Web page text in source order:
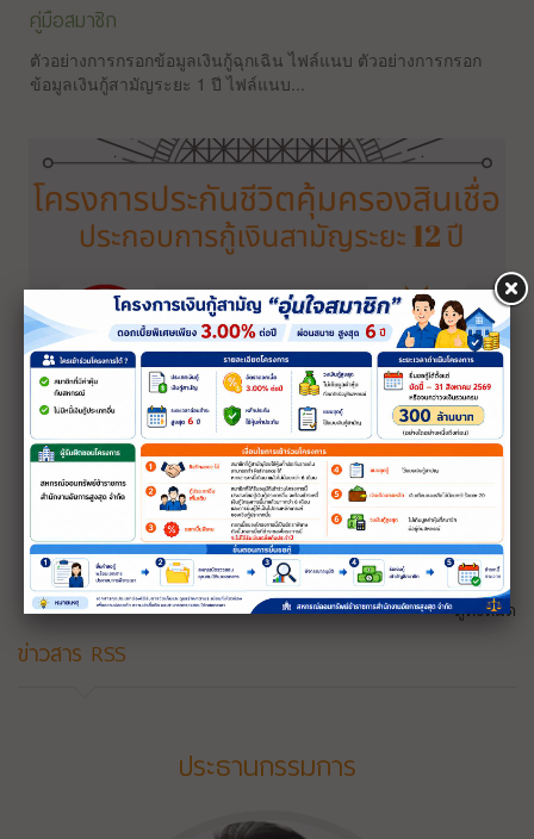
คู่มือสมาชิก
ตัวอย่างการกรอกข้อมูลเงินกู้ฉุกเฉิน ไฟล์แนบ ตัวอย่างการกรอก
ข้อมูลเงินกู้สามัญระยะ 1 ปี ไฟล์แนบ...
โครงการประกันชีวิตคุ้มครองสินเชื่อเพื่อสมาชิกสหกรณ์
ข้อมูลและเบอร์โทรศัพท์บริษัทรับทำประกัน พร้อมดาวน์โหลด
เอกสารได้ตามลิงค์ด้านล่าง 1.บริษัท เอไอเอ จำกัด ...
ดูทั้งหมด
ข่าวสาร RSS
ประธานกรรมการ